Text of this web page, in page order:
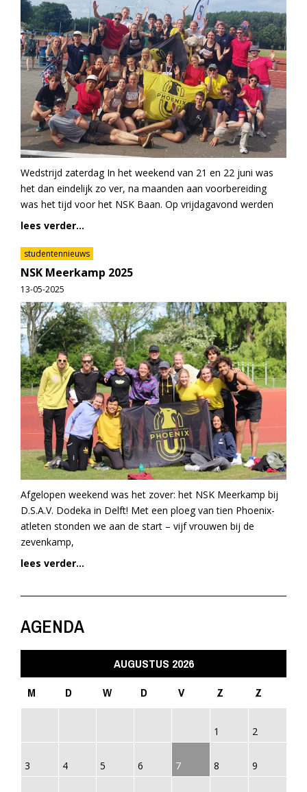
Wedstrijd zaterdag In het weekend van 21 en 22 juni was
het dan eindelijk zo ver, na maanden aan voorbereiding
was het tijd voor het NSK Baan. Op vrijdagavond werden
lees verder...
studentennieuws
NSK Meerkamp 2025
13-05-2025
Afgelopen weekend was het zover: het NSK Meerkamp bij
D.S.A.V. Dodeka in Delft! Met een ploeg van tien Phoenix-
atleten stonden we aan de start – vijf vrouwen bij de
zevenkamp,
lees verder...
AGENDA
AUGUSTUS 2026
M
D W D V Z Z
1 2
3 4 5 6 7 8 9